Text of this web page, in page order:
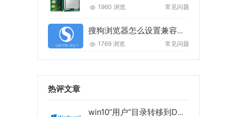
1960 浏览 常见问题
搜狗浏览器怎么设置兼容模式
1769 浏览 常见问题
热评文章
win10“用户”目录转移到D盘的最佳方法